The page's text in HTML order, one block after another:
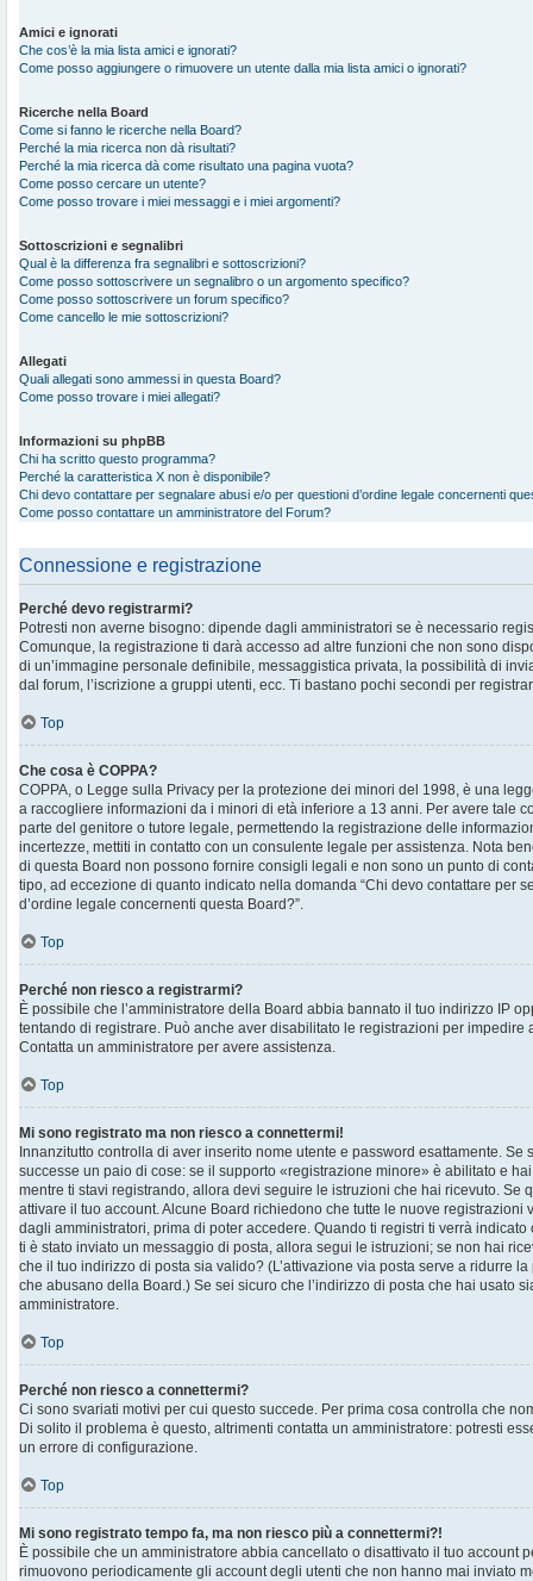
Amici e ignorati
Che cos’è la mia lista amici e ignorati?
Come posso aggiungere o rimuovere un utente dalla mia lista amici o ignorati?
Ricerche nella Board
Come si fanno le ricerche nella Board?
Perché la mia ricerca non dà risultati?
Perché la mia ricerca dà come risultato una pagina vuota?
Come posso cercare un utente?
Come posso trovare i miei messaggi e i miei argomenti?
Sottoscrizioni e segnalibri
Qual è la differenza fra segnalibri e sottoscrizioni?
Come posso sottoscrivere un segnalibro o un argomento specifico?
Come posso sottoscrivere un forum specifico?
Come cancello le mie sottoscrizioni?
Allegati
Quali allegati sono ammessi in questa Board?
Come posso trovare i miei allegati?
Informazioni su phpBB
Chi ha scritto questo programma?
Perché la caratteristica X non è disponibile?
Chi devo contattare per segnalare abusi e/o per questioni d’ordine legale concernenti
Come posso contattare un amministratore del Forum?
Connessione e registrazione
Perché devo registrarmi?
Potresti non averne bisogno: dipende dagli amministratori se è necessario
Comunque, la registrazione ti darà accesso ad altre funzioni che non sono
di un’immagine personale definibile, messaggistica privata, la possibilità di
dal forum, l’iscrizione a gruppi utenti, ecc. Ti bastano pochi secondi per
Top
Che cosa è COPPA?
COPPA, o Legge sulla Privacy per la protezione dei minori del 1998, è una
a raccogliere informazioni da i minori di età inferiore a 13 anni. Per avere tale
parte del genitore o tutore legale, permettendo la registrazione delle
incertezze, mettiti in contatto con un consulente legale per assistenza. Nota
di questa Board non possono fornire consigli legali e non sono un punto di
tipo, ad eccezione di quanto indicato nella domanda “Chi devo contattare per
d’ordine legale concernenti questa Board?”.
Top
Perché non riesco a registrarmi?
È possibile che l’amministratore della Board abbia bannato il tuo indirizzo IP
tentando di registrare. Può anche aver disabilitato le registrazioni per impedire
Contatta un amministratore per avere assistenza.
Top
Mi sono registrato ma non riesco a connettermi!
Innanzitutto controlla di aver inserito nome utente e password esattamente. Se
successe un paio di cose: se il supporto «registrazione minore» è abilitato e
mentre ti stavi registrando, allora devi seguire le istruzioni che hai ricevuto. Se
attivare il tuo account. Alcune Board richiedono che tutte le nuove registrazioni
dagli amministratori, prima di poter accedere. Quando ti registri ti verrà
ti è stato inviato un messaggio di posta, allora segui le istruzioni; se non hai
che il tuo indirizzo di posta sia valido? (L’attivazione via posta serve a ridurre
che abusano della Board.) Se sei sicuro che l’indirizzo di posta che hai usato
amministratore.
Top
Perché non riesco a connettermi?
Ci sono svariati motivi per cui questo succede. Per prima cosa controlla che
Di solito il problema è questo, altrimenti contatta un amministratore: potresti
un errore di configurazione.
Top
Mi sono registrato tempo fa, ma non riesco più a connettermi?!
È possibile che un amministratore abbia cancellato o disattivato il tuo account
rimuovono periodicamente gli account degli utenti che non hanno mai inviato